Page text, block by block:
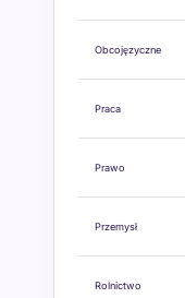
Obcojęzyczne
Praca
Prawo
Przemysł
Rolnictwo